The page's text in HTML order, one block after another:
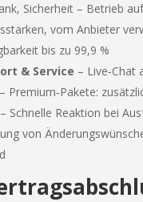
Sicherheit – Betrieb auf
vom Anbieter
bis zu 99,9 %
& Service – Live‑Chat
Premium‑Pakete:
Schnelle Reaktion bei
von